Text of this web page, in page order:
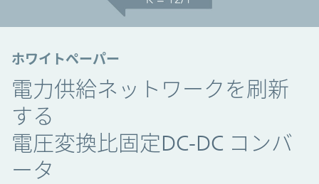
ホワイトペーパー
電力供給ネットワークを刷新
する
電圧変換比固定DC-DC コンバ
ータ